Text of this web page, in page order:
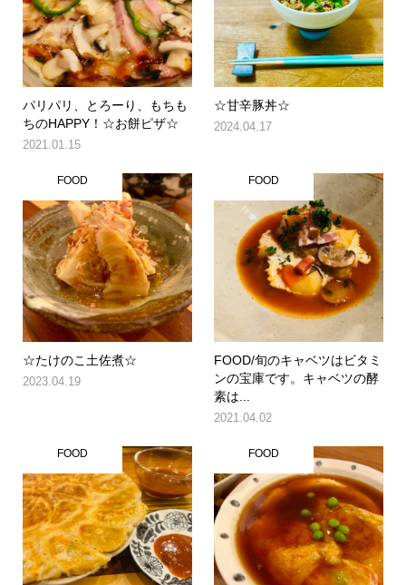
パリパリ、とろーり、もちも
ちのHAPPY！☆お餅ピザ☆
2021.01.15
☆甘辛豚丼☆
2024.04.17
FOOD
☆たけのこ土佐煮☆
2023.04.19
FOOD
FOOD/旬のキャベツはビタミ
ンの宝庫です。キャベツの酵
素は...
2021.04.02
FOOD FOOD